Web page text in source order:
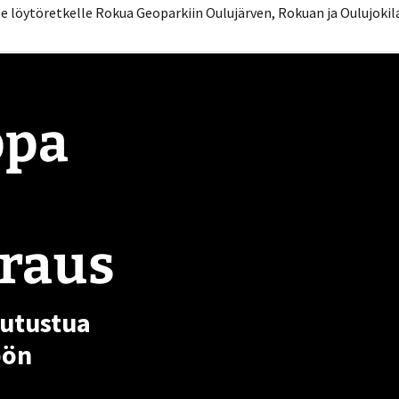
löytöretkelle Rokua Geoparkiin Oulujärven, Rokuan ja